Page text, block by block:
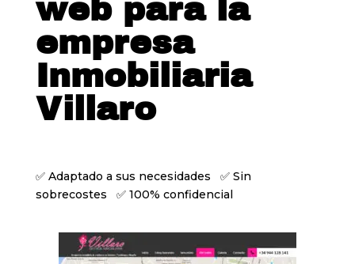
web para la
empresa
Inmobiliaria
Villaro
✅ Adaptado a sus necesidades ✅ Sin
sobrecostes ✅ 100% confidencial